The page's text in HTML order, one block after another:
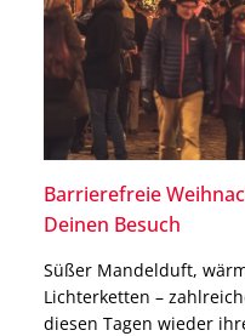
Barrierefreie
Deinen Besuch
Süßer Mandelduft,
Lichterketten –
diesen Tagen wieder